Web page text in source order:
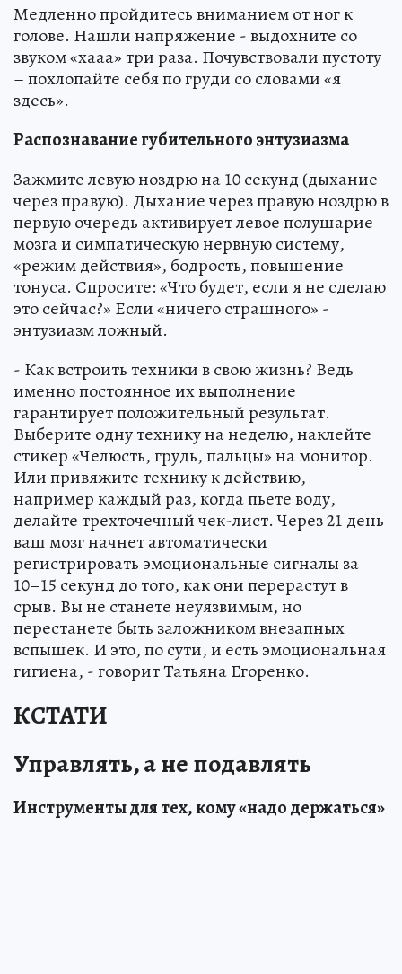
Медленно пройдитесь вниманием от ног к
голове. Нашли напряжение - выдохните со
звуком «хааа» три раза. Почувствовали пустоту
– похлопайте себя по груди со словами «я
здесь».
Распознавание губительного энтузиазма
Зажмите левую ноздрю на 10 секунд (дыхание
через правую). Дыхание через правую ноздрю в
первую очередь активирует левое полушарие
мозга и симпатическую нервную систему,
«режим действия», бодрость, повышение
тонуса. Спросите: «Что будет, если я не сделаю
это сейчас?» Если «ничего страшного» -
энтузиазм ложный.
- Как встроить техники в свою жизнь? Ведь
именно постоянное их выполнение
гарантирует положительный результат.
Выберите одну технику на неделю, наклейте
стикер «Челюсть, грудь, пальцы» на монитор.
Или привяжите технику к действию,
например каждый раз, когда пьете воду,
делайте трехточечный чек-лист. Через 21 день
ваш мозг начнет автоматически
регистрировать эмоциональные сигналы за
10–15 секунд до того, как они перерастут в
срыв. Вы не станете неуязвимым, но
перестанете быть заложником внезапных
вспышек. И это, по сути, и есть эмоциональная
гигиена, - говорит Татьяна Егоренко.
КСТАТИ
Управлять, а не подавлять
Инструменты для тех, кому «надо держаться»